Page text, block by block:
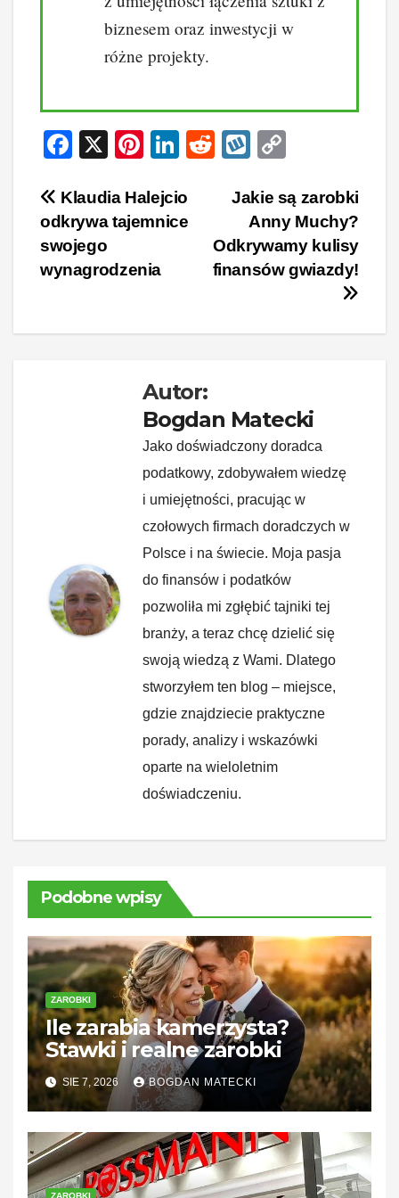
biznesem oraz inwestycji w
różne projekty.
F
c
e
b
o
k
X
Pi
er
e
st
Li
k
e
R
t
W
o
p
p
y
Li
n
Nawigacja
wpisu
Jakie są zarobki
Anny Muchy?
Odkrywamy kulisy
finansów gwiazdy!
Klaudia Halejcio
odkrywa tajemnice
swojego
wynagrodzenia
Autor:
Bogdan Matecki
Jako doświadczony doradca
podatkowy, zdobywałem wiedzę
i umiejętności, pracując w
czołowych firmach doradczych w
Polsce i na świecie. Moja pasja
do finansów i podatków
pozwoliła mi zgłębić tajniki tej
branży, a teraz chcę dzielić się
swoją wiedzą z Wami. Dlatego
stworzyłem ten blog – miejsce,
gdzie znajdziecie praktyczne
porady, analizy i wskazówki
oparte na wieloletnim
doświadczeniu.
Podobne wpisy
ZAROBKI
Ile zarabia kamerzysta?
Stawki i realne zarobki
SIE 7, 2026 BOGDAN MATECKI
ZAROBKI